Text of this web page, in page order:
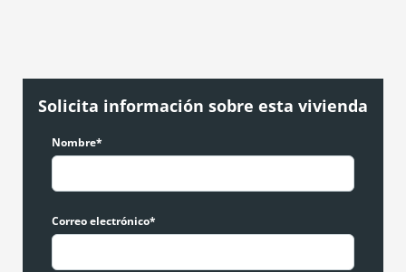
Solicita información sobre esta vivienda
Nombre*
Correo electrónico*